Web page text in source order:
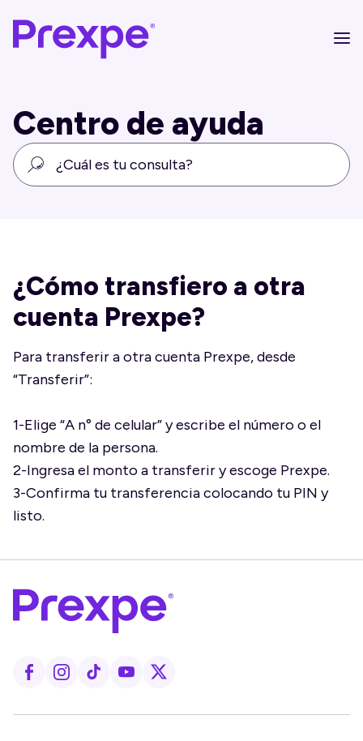
Centro de ayuda
¿Cómo transfiero a otra
cuenta Prexpe?
Para transferir a otra cuenta Prexpe, desde
“Transferir”:
1-Elige “A n° de celular” y escribe el número o el
nombre de la persona.
2-Ingresa el monto a transferir y escoge Prexpe.
3-Confirma tu transferencia colocando tu PIN y
listo.